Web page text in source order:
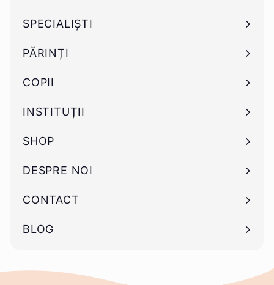
SPECIALIȘTI
Deschide
submeniu
PĂRINȚI
Deschide
submeniu
COPII
Deschide
submeniu
INSTITUȚII
Deschide
submeniu
SHOP
Deschide
submeniu
DESPRE NOI
CONTACT
BLOG